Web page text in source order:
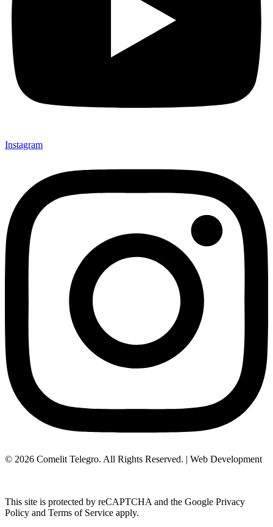
Instagram
© 2026 Comelit Telegro. All Rights Reserved. | Web Development
This site is protected by reCAPTCHA and the Google Privacy
Policy and Terms of Service apply.